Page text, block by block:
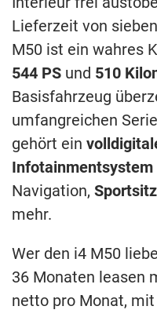
Lieferzeit von
M50 ist ein wahres
544 PS und 510
Basisfahrzeug
umfangreichen
gehört ein
Infotainmentsystem
Navigation,
mehr.
Wer den i4 M50
36 Monaten leasen
netto pro Monat,